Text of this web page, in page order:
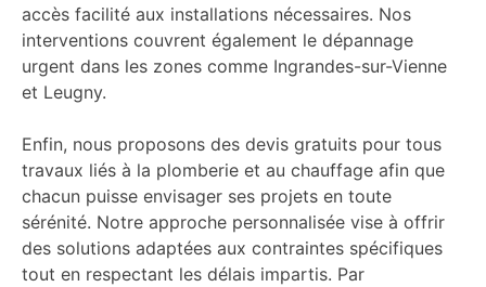
accès facilité aux installations nécessaires. Nos
interventions couvrent également le dépannage
urgent dans les zones comme Ingrandes-sur-Vienne
et Leugny.
Enfin, nous proposons des devis gratuits pour tous
travaux liés à la plomberie et au chauffage afin que
chacun puisse envisager ses projets en toute
sérénité. Notre approche personnalisée vise à offrir
des solutions adaptées aux contraintes spécifiques
tout en respectant les délais impartis. Par